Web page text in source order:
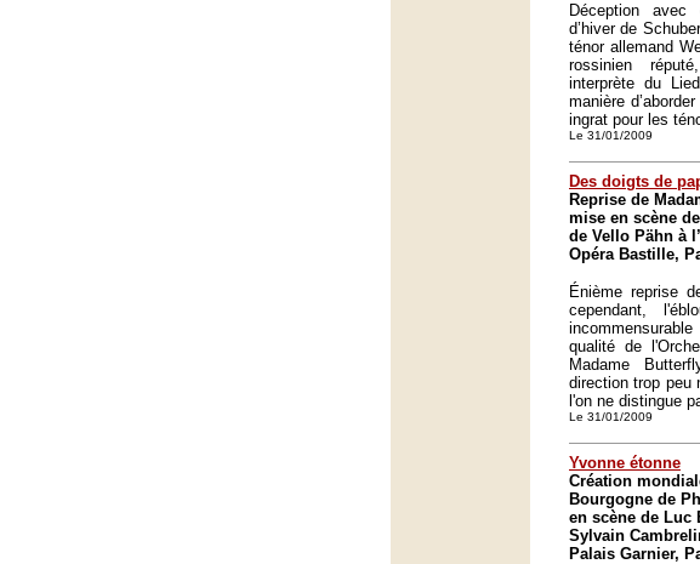
Déception avec
d’hiver de
ténor allemand
rossinien
interprète du
manière
ingrat pour les
Le 31/01/2009
Des doigts de
Reprise de
mise en scène
de Vello Pähn à
Opéra Bastille,
Énième reprise
cependant,
qualité de
Madame
direction trop peu
l'on ne distingue
Le 31/01/2009
Yvonne étonne
Création
Bourgogne de
en scène de Luc
Sylvain
Palais Garnier,